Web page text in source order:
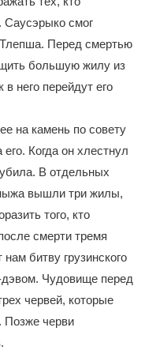
Саусэрыко смог
Перед смертью
большую жилу из
него перейдут его
на камень по совету
Когда он хлестнул
В отдельных
вышли три жилы,
того, кто
смерти тремя
битву грузинского
дэвом. Чудовище перед
червей, которые
Позже черви